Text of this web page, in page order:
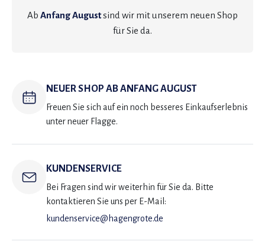
Ab Anfang Augustsind wir mit unserem neuen Shop
für Sie da.
NEUER SHOP AB ANFANG AUGUST
Freuen Sie sich auf ein noch besseres Einkaufserlebnis
unter neuer Flagge.
KUNDENSERVICE
Bei Fragen sind wir weiterhin für Sie da. Bitte
kontaktieren Sie uns per E-Mail:
kundenservice@hagengrote.de